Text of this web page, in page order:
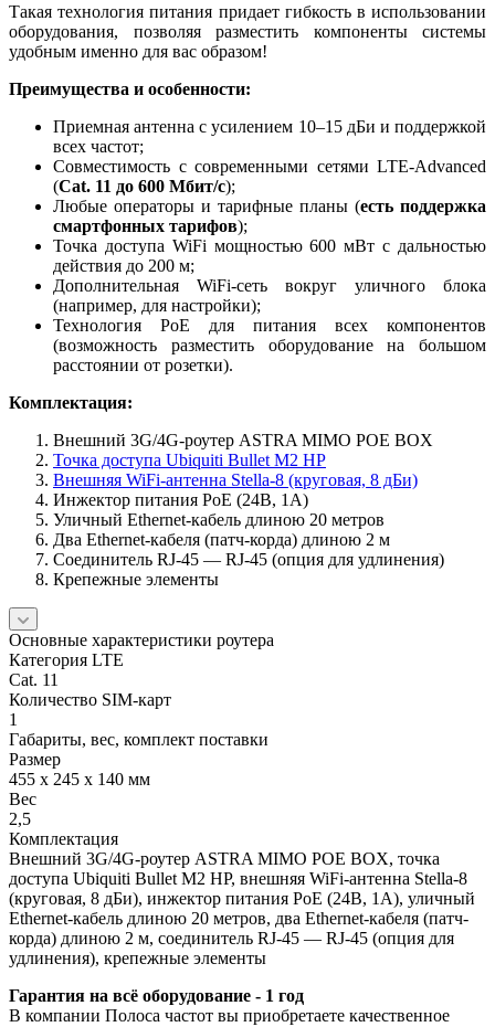
Такая технология питания придает гибкость в использовании
оборудования, позволяя разместить компоненты системы
удобным именно для вас образом!
Преимущества и особенности:
Приемная антенна с усилением 10–15 дБи и поддержкой
всех частот;
Совместимость с современными сетями LTE-Advanced
(Cat. 11 до 600 Мбит/с);
Любые операторы и тарифные планы (есть поддержка
смартфонных тарифов);
Точка доступа WiFi мощностью 600 мВт с дальностью
действия до 200 м;
Дополнительная WiFi-сеть вокруг уличного блока
(например, для настройки);
Технология PoE для питания всех компонентов
(возможность разместить оборудование на большом
расстоянии от розетки).
Комплектация:
Внешний 3G/4G-роутер ASTRA MIMO POE BOX
Точка доступа Ubiquiti Bullet M2 HP
Внешняя WiFi-антенна Stella-8 (круговая, 8 дБи)
Инжектор питания PoE (24В, 1А)
Уличный Ethernet-кабель длиною 20 метров
Два Ethernet-кабеля (патч-корда) длиною 2 м
Соединитель RJ-45 — RJ-45 (опция для удлинения)
Крепежные элементы
Основные характеристики роутера
Категория LTE
Cat. 11
Количество SIM-карт
1
Габариты, вес, комплект поставки
Размер
455 x 245 x 140 мм
Вес
2,5
Комплектация
Внешний 3G/4G-роутер ASTRA MIMO POE BOX, точка
доступа Ubiquiti Bullet M2 HP, внешняя WiFi-антенна Stella-8
(круговая, 8 дБи), инжектор питания PoE (24В, 1А), уличный
Ethernet-кабель длиною 20 метров, два Ethernet-кабеля (патч-
корда) длиною 2 м, соединитель RJ-45 — RJ-45 (опция для
удлинения), крепежные элементы
Гарантия на всё оборудование - 1 год
В компании Полоса частот вы приобретаете качественное